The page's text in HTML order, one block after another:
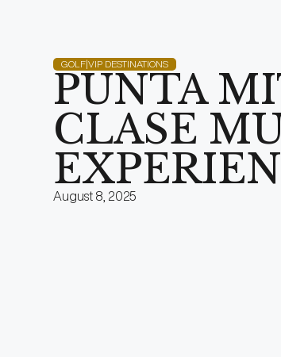
GOLF|VIP DESTINATIONS
PUNTA
CLASE
August 8, 2025